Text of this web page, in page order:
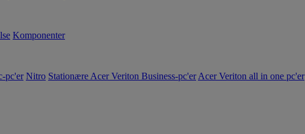
Komponenter
pc'er Nitro Stationære Acer Veriton Business-pc'er Acer Veriton all in one pc'er